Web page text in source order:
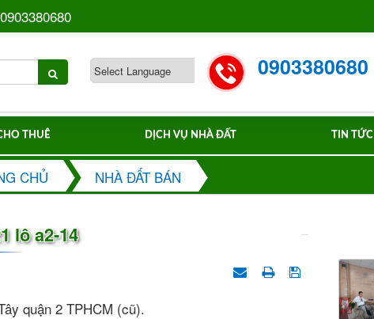
0903380680
0903380680
THUÊ DỊCH VỤ NHÀ ĐẤT TIN TỨC
CHỦ NHÀ ĐẤT BÁN
lô a2-14
quận 2 TPHCM (cũ).